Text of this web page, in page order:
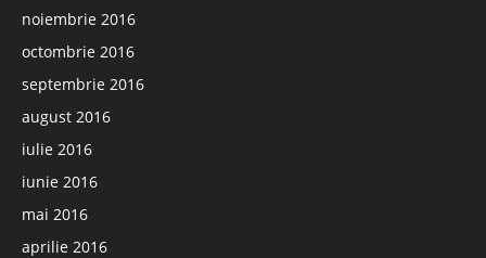
noiembrie 2016
octombrie 2016
septembrie 2016
august 2016
iulie 2016
iunie 2016
mai 2016
aprilie 2016